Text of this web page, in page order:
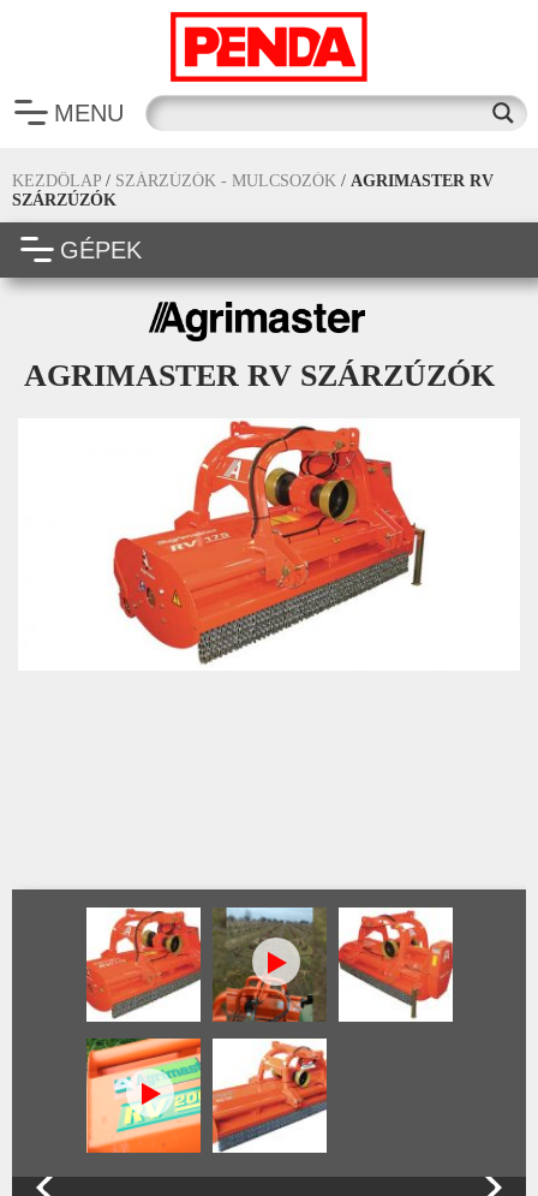
MENU
KEZDŐLAP / SZÁRZÚZÓK - MULCSOZÓK / AGRIMASTER RV
SZÁRZÚZÓK
GÉPEK
AGRIMASTER RV SZÁRZÚZÓK